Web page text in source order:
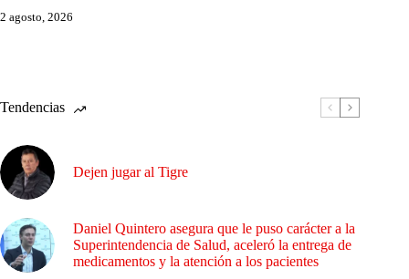
2 agosto, 2026
Tendencias
Dejen jugar al Tigre
Daniel Quintero asegura que le puso carácter a la
Superintendencia de Salud, aceleró la entrega de
medicamentos y la atención a los pacientes